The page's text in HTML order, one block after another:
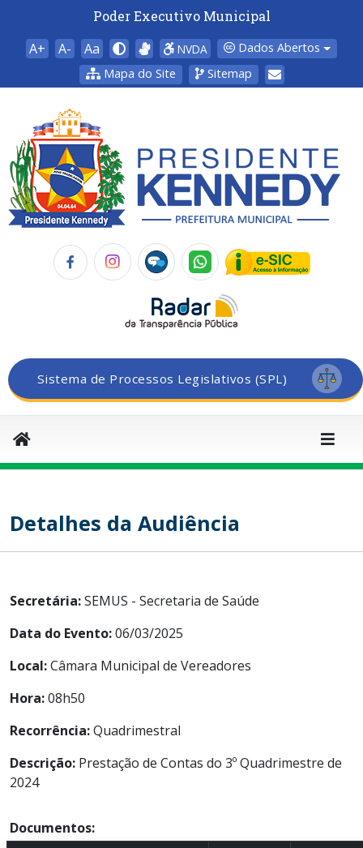
Poder Executivo Municipal
A+ A- Aa NVDA
Dados Abertos
Mapa do Site
Sitemap
Sistema de Processos Legislativos (SPL)
Detalhes da Audiência
Secretária:SEMUS - Secretaria de Saúde
Data do Evento:06/03/2025
Local:Câmara Municipal de Vereadores
Hora:08h50
Recorrência:Quadrimestral
Descrição: Prestação de Contas do 3º Quadrimestre de
2024
Documentos: